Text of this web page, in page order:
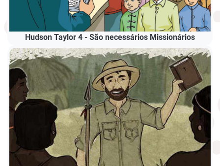
Hudson Taylor 4 - São necessários Missionários